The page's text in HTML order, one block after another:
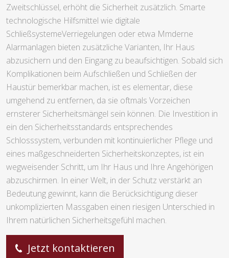
Zweitschlüssel, erhöht die Sicherheit zusätzlich. Smarte
technologische Hilfsmittel wie digitale
SchließsystemeVerriegelungen oder etwa Mmderne
Alarmanlagen bieten zusätzliche Varianten, Ihr Haus
abzusichern und den Eingang zu beaufsichtigen. Sobald sich
Komplikationen beim Aufschließen und Schließen der
Haustür bemerkbar machen, ist es elementar, diese
umgehend zu entfernen, da sie oftmals Vorzeichen
ernsterer Sicherheitsmängel sein können. Die Investition in
ein den Sicherheitsstandards entsprechendes
Schlosssystem, verbunden mit kontinuierlicher Pflege und
eines maßgeschneiderten Sicherheitskonzeptes, ist ein
wegweisender Schritt, um Ihr Haus und Ihre Angehörigen
abzuschirmen. In einer Welt, in der Schutz verstärkt an
Bedeutung gewinnt, kann die Berücksichtigung dieser
unkomplizierten Massgaben einen riesigen Unterschied in
Ihrem natürlichen Sicherheitsgefühl machen.
Jetzt kontaktieren